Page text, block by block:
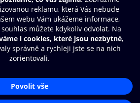
údajů
Aplikace O2 Knihovna